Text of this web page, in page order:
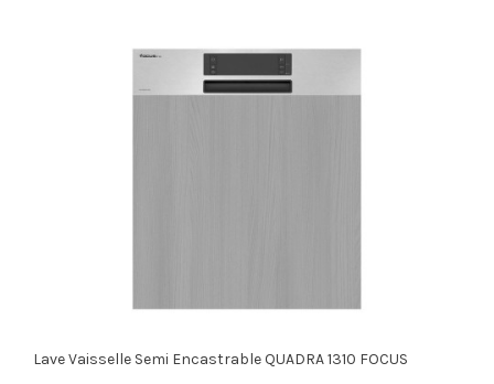
Lave Vaisselle Semi Encastrable QUADRA 1310 FOCUS